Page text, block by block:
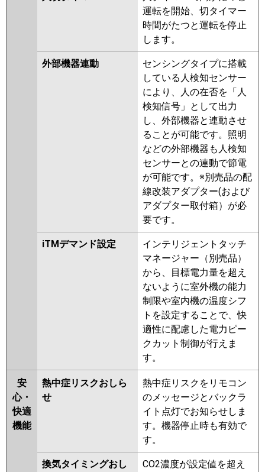
運転を開始、切タイマー
時間がたつと運転を停止
します。
外部機器連動
センシングタイプに搭載
している人検知センサー
により、人の在否を「人
検知信号」として出力
し、外部機器と連動させ
ることが可能です。照明
などの外部機器も人検知
センサーとの連動で節電
が可能です。※別売品の配
線改装アダプター(および
アダプター取付箱）が必
要です。
iTMデマンド設定
インテリジェントタッチ
マネージャー（別売品）
から、目標電力量を超え
ないように室外機の能力
制限や室内機の温度シフ
トを設定することで、快
適性に配慮した電力ピー
クカット制御が行えま
す。
安
心・
快適
機能
熱中症リスクおしら
せ
熱中症リスクをリモコン
のメッセージとバックラ
イト点灯でお知らせしま
す。機器停止時も有効で
す。
換気タイミングおし
CO2濃度が設定値を超え